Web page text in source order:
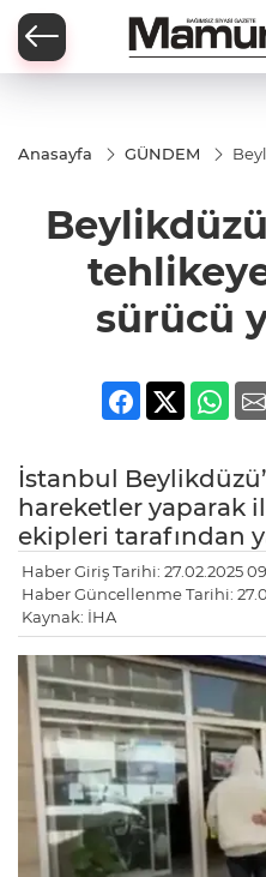
Anasayfa GÜNDEM
sürücü
İstanbul
hareketler yaparak
ekipleri tarafından
Haber Giriş Tarihi: 27.02.2025
Haber Güncellenme Tarihi:
Kaynak: İHA